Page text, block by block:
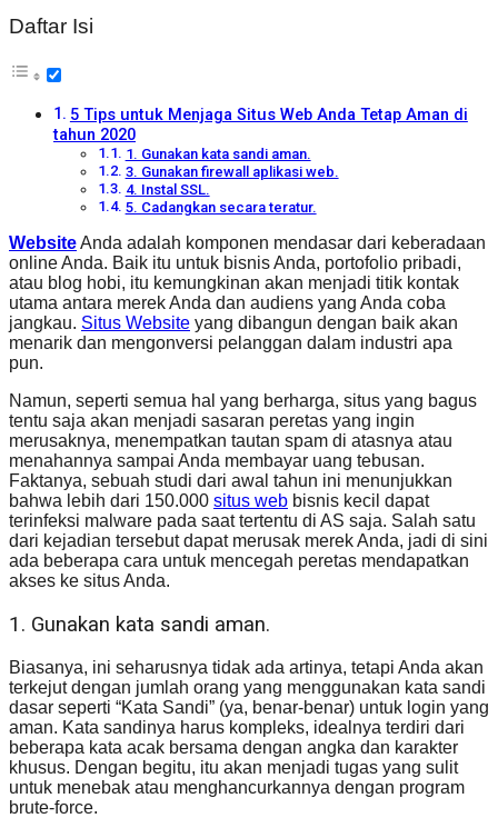
Daftar Isi
5 Tips untuk Menjaga Situs Web Anda Tetap Aman di
tahun 2020
1. Gunakan kata sandi aman.
3. Gunakan firewall aplikasi web.
4. Instal SSL.
5. Cadangkan secara teratur.
WebsiteAnda adalah komponen mendasar dari keberadaan
online Anda. Baik itu untuk bisnis Anda, portofolio pribadi,
atau blog hobi, itu kemungkinan akan menjadi titik kontak
utama antara merek Anda dan audiens yang Anda coba
jangkau. Situs Website yang dibangun dengan baik akan
menarik dan mengonversi pelanggan dalam industri apa
pun.
Namun, seperti semua hal yang berharga, situs yang bagus
tentu saja akan menjadi sasaran peretas yang ingin
merusaknya, menempatkan tautan spam di atasnya atau
menahannya sampai Anda membayar uang tebusan.
Faktanya, sebuah studi dari awal tahun ini menunjukkan
bahwa lebih dari 150.000 situs web bisnis kecil dapat
terinfeksi malware pada saat tertentu di AS saja. Salah satu
dari kejadian tersebut dapat merusak merek Anda, jadi di sini
ada beberapa cara untuk mencegah peretas mendapatkan
akses ke situs Anda.
1. Gunakan kata sandi aman.
Biasanya, ini seharusnya tidak ada artinya, tetapi Anda akan
terkejut dengan jumlah orang yang menggunakan kata sandi
dasar seperti “Kata Sandi” (ya, benar-benar) untuk login yang
aman. Kata sandinya harus kompleks, idealnya terdiri dari
beberapa kata acak bersama dengan angka dan karakter
khusus. Dengan begitu, itu akan menjadi tugas yang sulit
untuk menebak atau menghancurkannya dengan program
brute-force.